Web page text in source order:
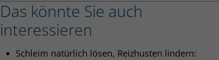
Das könnte Sie auch
interessieren
Schleim natürlich lösen, Reizhusten lindern: